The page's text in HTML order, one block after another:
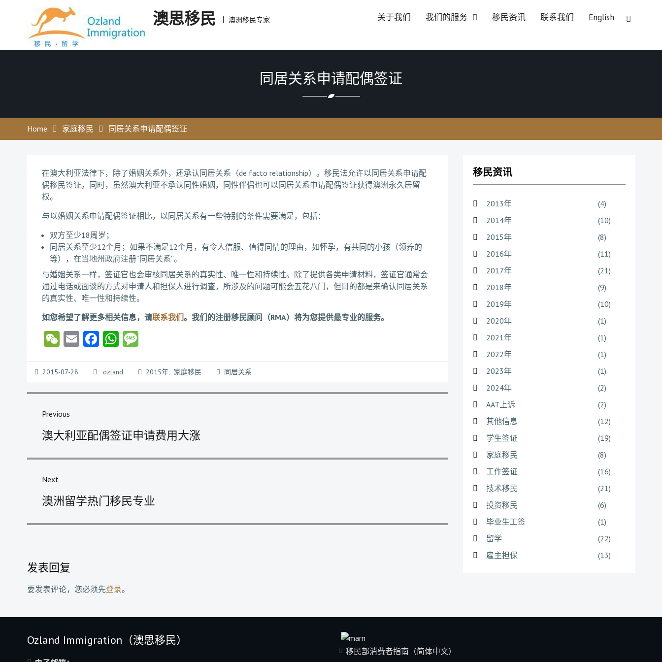
澳思移民 澳洲移民专家 关于我们 我们的服务 移民资讯 联系我们 English
同居关系申请配偶签证
Home 家庭移民 同居关系申请配偶签证
在澳大利亚法律下，除了婚姻关系外，还承认同居关系（de facto relationship）。移民法允许以同居关系申请配
偶移民签证。同时，虽然澳大利亚不承认同性婚姻，同性伴侣也可以同居关系申请配偶签证获得澳洲永久居留
权。
与以婚姻关系申请配偶签证相比，以同居关系有一些特别的条件需要满足，包括：
双方至少18周岁；
同居关系至少12个月；如果不满足12个月，有令人信服、值得同情的理由，如怀孕，有共同的小孩（领养的
等），在当地州政府注册“同居关系”。
与婚姻关系一样，签证官也会审核同居关系的真实性、唯一性和持续性。除了提供各类申请材料，签证官通常会
通过电话或面谈的方式对申请人和担保人进行调查，所涉及的问题可能会五花八门，但目的都是来确认同居关系
的真实性、唯一性和持续性。
如您希望了解更多相关信息，请联系我们。我们的注册移民顾问（RMA）将为您提供最专业的服务。
WeChat
EmailFacebook
WhatsApp
Message
2015-07-28 ozland 2015年, 家庭移民 同居关系
文
Previous
post:
澳大利亚配偶签证申请费用大涨
Next
post:
澳洲留学热门移民专业
发表回复
要发表评论，您必须先登录。
移民资讯
2013年
(4)
2014年
(10)
2015年
(8)
2016年
(11)
2017年
(21)
2018年
(9)
2019年
(10)
2020年
(1)
2021年
(1)
2022年
(1)
2023年
(1)
2024年
(2)
AAT上诉
(2)
其他信息
(12)
学生签证
(19)
家庭移民
(8)
工作签证
(16)
技术移民
(21)
投资移民
(6)
毕业生工签
(1)
留学
(22)
雇主担保
(13)
Ozland Immigration（澳思移民）
移民部消费者指南（简体中文）